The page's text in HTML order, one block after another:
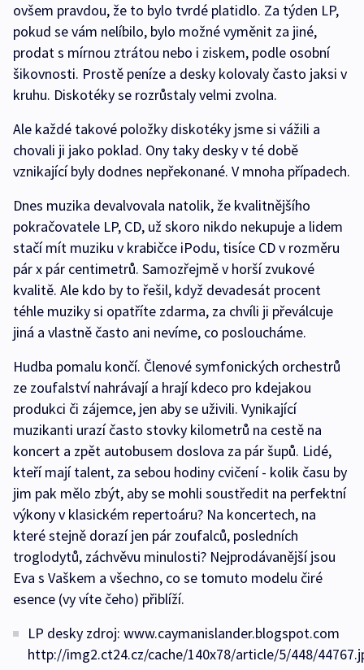
ovšem pravdou, že to bylo tvrdé platidlo. Za týden LP,
pokud se vám nelíbilo, bylo možné vyměnit za jiné,
prodat s mírnou ztrátou nebo i ziskem, podle osobní
šikovnosti. Prostě peníze a desky kolovaly často jaksi v
kruhu. Diskotéky se rozrůstaly velmi zvolna.
Ale každé takové položky diskotéky jsme si vážili a
chovali ji jako poklad. Ony taky desky v té době
vznikající byly dodnes nepřekonané. V mnoha případech.
Dnes muzika devalvovala natolik, že kvalitnějšího
pokračovatele LP, CD, už skoro nikdo nekupuje a lidem
stačí mít muziku v krabičce iPodu, tisíce CD v rozměru
pár x pár centimetrů. Samozřejmě v horší zvukové
kvalitě. Ale kdo by to řešil, když devadesát procent
téhle muziky si opatříte zdarma, za chvíli ji převálcuje
jiná a vlastně často ani nevíme, co posloucháme.
Hudba pomalu končí. Členové symfonických orchestrů
ze zoufalství nahrávají a hrají kdeco pro kdejakou
produkci či zájemce, jen aby se uživili. Vynikající
muzikanti urazí často stovky kilometrů na cestě na
koncert a zpět autobusem doslova za pár šupů. Lidé,
kteří mají talent, za sebou hodiny cvičení - kolik času by
jim pak mělo zbýt, aby se mohli soustředit na perfektní
výkony v klasickém repertoáru? Na koncertech, na
které stejně dorazí jen pár zoufalců, posledních
troglodytů, záchvěvu minulosti? Nejprodávanější jsou
Eva s Vaškem a všechno, co se tomuto modelu čiré
esence (vy víte čeho) přiblíží.
LP desky zdroj: www.caymanislander.blogspot.com
http://img2.ct24.cz/cache/140x78/article/5/448/